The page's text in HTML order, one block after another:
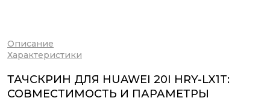
Описание
Характеристики
ТАЧСКРИН ДЛЯ HUAWEI 20I HRY-LX1T:
СОВМЕСТИМОСТЬ И ПАРАМЕТРЫ